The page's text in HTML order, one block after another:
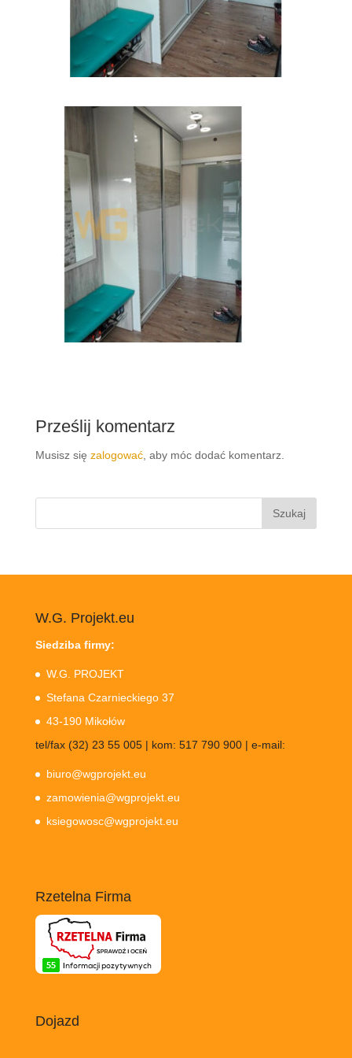
Prześlij komentarz
Musisz się zalogować, aby móc dodać komentarz.
Szukaj:
W.G. Projekt.eu
Siedziba firmy:
W.G. PROJEKT
Stefana Czarnieckiego 37
43-190 Mikołów
tel/fax (32) 23 55 005 | kom: 517 790 900 | e-mail:
biuro@wgprojekt.eu
zamowienia@wgprojekt.eu
ksiegowosc@wgprojekt.eu
Rzetelna Firma
Dojazd